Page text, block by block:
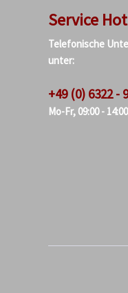
Service
Telefonische
unter:
+49 (0) 6322 -
Mo-Fr, 09:00 -